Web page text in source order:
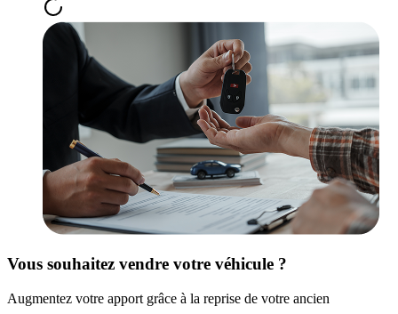
Vous souhaitez vendre votre véhicule ?
Augmentez votre apport grâce à la reprise de votre ancien véhicule